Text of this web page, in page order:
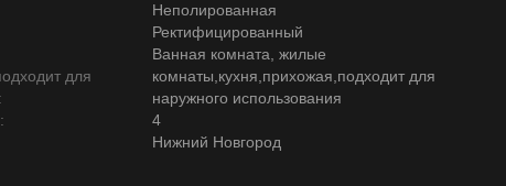
Неполированная
Ректифицированный
для
Ванная комната, жилые
комнаты,кухня,прихожая,подходит для
наружного использования
4
Нижний Новгород